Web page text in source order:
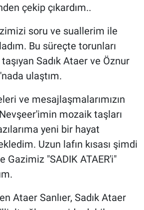
çekip çıkardım..
soru ve suallerim ile
Bu süreçte torunları
Sadık Ataer ve Öznur
ulaştım.
ve mesajlaşmalarımızın
mozaik taşları
yeni bir hayat
Uzun lafın kısası şimdi
Gazimiz "SADIK ATAER'i"
Ataer Sanlıer, Sadık Ataer